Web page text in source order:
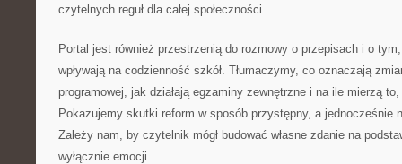
czytelnych reguł dla całej społeczności.
Portal jest również przestrzenią do rozmowy o przepisach i o
wpływają na codzienność szkół. Tłumaczymy, co oznaczają
programowej, jak działają egzaminy zewnętrzne i na ile mierzą
Pokazujemy skutki reform w sposób przystępny, a jednocześnie
Zależy nam, by czytelnik mógł budować własne zdanie na
wyłącznie emocji.